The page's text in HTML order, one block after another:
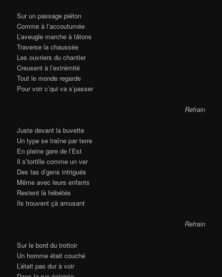
Sur un passage piéton
Comme à l’accoutumée
L’aveugle marche à tâtons
Traverse la chaussée
Les ouvriers du chantier
Creusent à l’extrémité
Tout le monde regarde
Pour voir c’qui va s’passer
Refrain
Juste devant la buvette
Un type se traîne par terre
En pleine gare de l’Est
Il s’tortille comme un ver
Des tas d’gens intrigués
Même avec leurs enfants
Restent là hébétés
Ils trouvent çà amusant
Refrain
Sur le bord du trottoir
Un homme était couché
L’était pas dur à voir